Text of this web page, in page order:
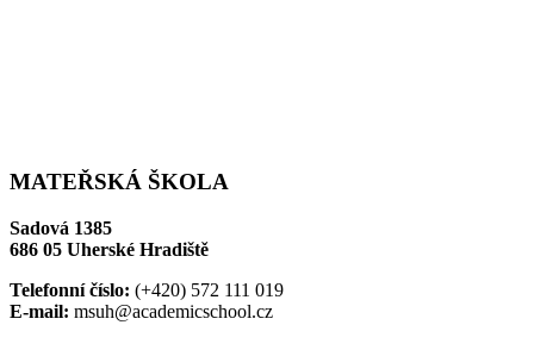
MATEŘSKÁ ŠKOLA
Sadová 1385
686 05 Uherské Hradiště
Telefonní číslo: (+420) 572 111 019
E-mail: msuh@academicschool.cz